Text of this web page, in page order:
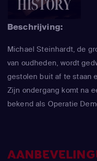
Beschrijving:
Michael Steinhardt, de
van oudheden, wordt
gestolen buit af te staan
Zijn ondergang komt na
bekend als Operatie